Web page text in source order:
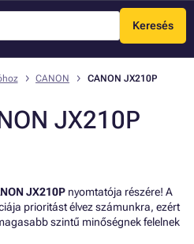
Keresés
Menü
CANON CANON JX210P
JX210P
JX210P nyomtatója részére! A
prioritást élvez számunkra, ezért
szintű minőségnek felelnek